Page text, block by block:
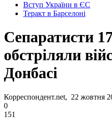
Вступ України в ЄС
Теракт в Барселоні
Сепаратисти
обстріляли
Донбасі
Корреспондент.net, 22 жовтня
0
151